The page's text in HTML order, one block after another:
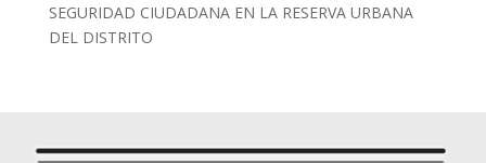
SEGURIDAD CIUDADANA EN LA RESERVA URBANA
DEL DISTRITO